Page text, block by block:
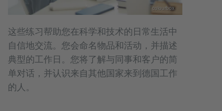
colourbox
这些练习帮助您在科学和技术的日常生活中
自信地交流。您会命名物品和活动，并描述
典型的工作日。您将了解与同事和客户的简
单对话，并认识来自其他国家来到德国工作
的人。